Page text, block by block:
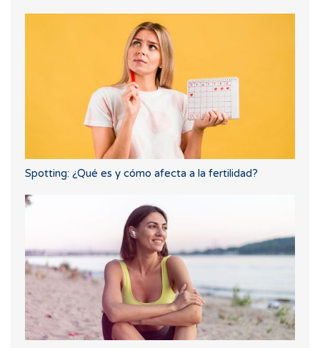
Spotting: ¿Qué es y cómo afecta a la fertilidad?